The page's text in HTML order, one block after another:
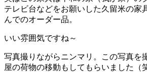
テレビ台などをお願いした久留米の家
んでのオーダー品。
いい雰囲気ですね～
写真撮りながらニンマリ。この写真を
屋の荷物の移動もしてもらいました（